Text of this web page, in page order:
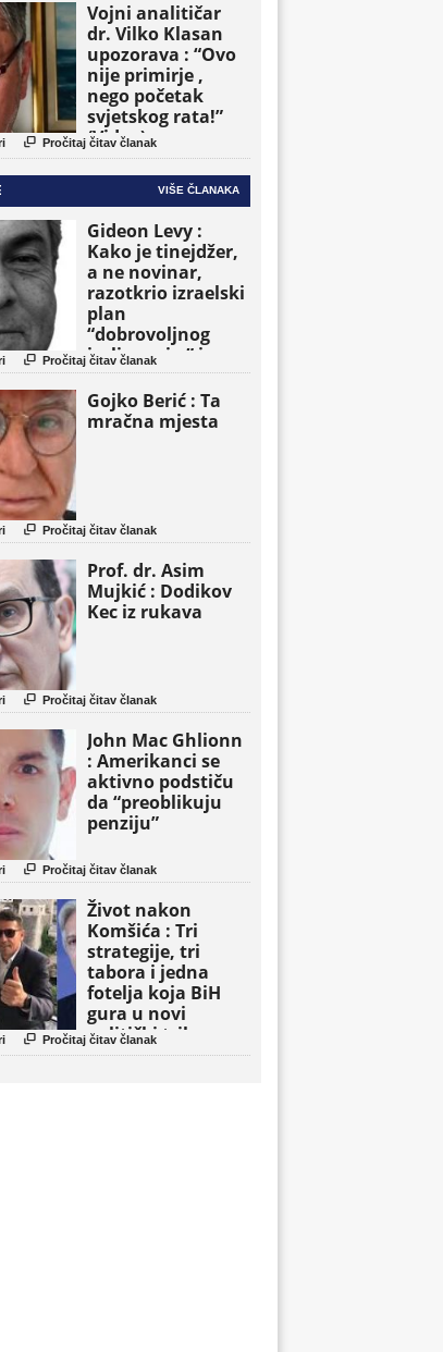
Vojni analitičar
dr. Vilko Klasan
upozorava : “Ovo
nije primirje ,
nego početak
svjetskog rata!”
(Video)
 Pročitaj čitav članak
VIŠE ČLANAKA
Gideon Levy :
Kako je tinejdžer,
a ne novinar,
razotkrio izraelski
plan
“dobrovoljnog
iseljavanja ” iz
Gaze
 Pročitaj čitav članak
Gojko Berić : Ta
mračna mjesta
 Pročitaj čitav članak
Prof. dr. Asim
Mujkić : Dodikov
Kec iz rukava
 Pročitaj čitav članak
John Mac Ghlionn
: Amerikanci se
aktivno podstiču
da “preoblikuju
penziju”
 Pročitaj čitav članak
Život nakon
Komšića : Tri
strategije, tri
tabora i jedna
fotelja koja BiH
gura u novi
politički triler
 Pročitaj čitav članak